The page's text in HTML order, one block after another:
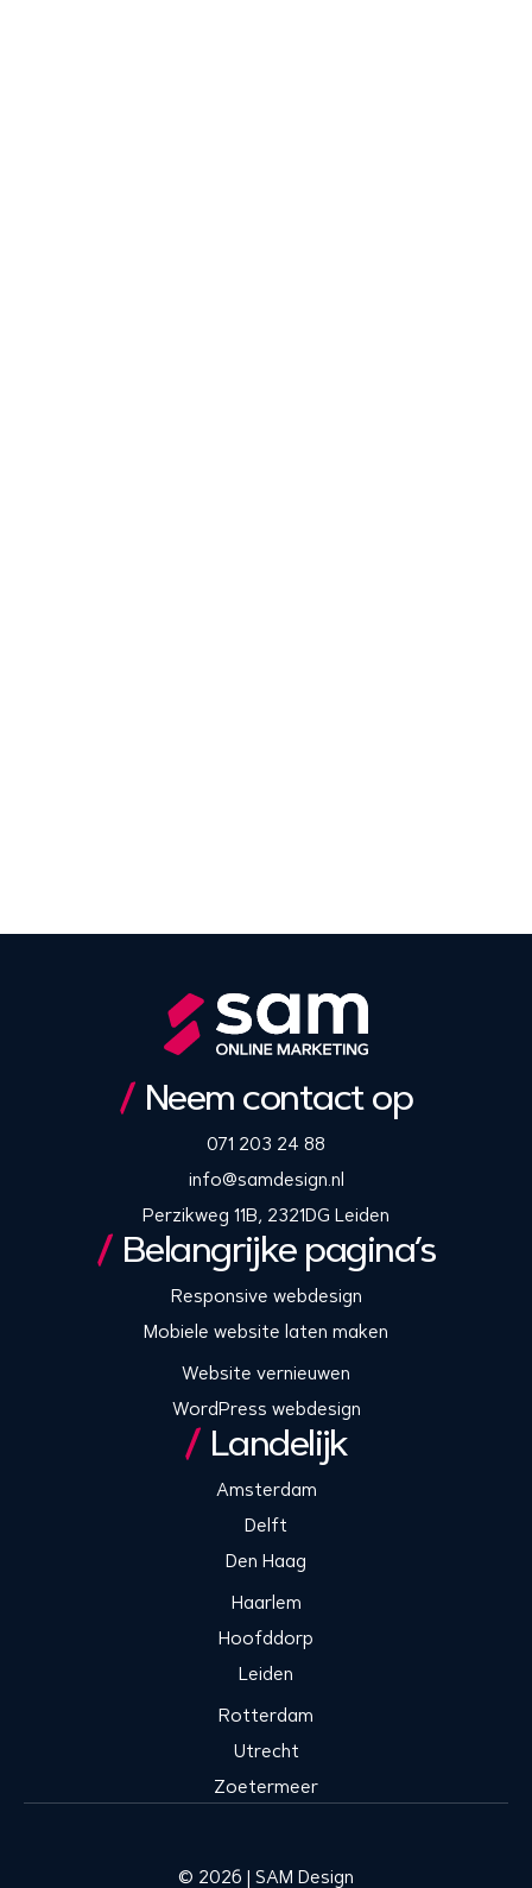
Neem contact op
071 203 24 88
info@samdesign.nl
Perzikweg 11B, 2321DG Leiden
Belangrijke pagina’s
Responsive webdesign
Mobiele website laten maken
Website vernieuwen
WordPress webdesign
Landelijk
Amsterdam
Delft
Den Haag
Haarlem
Hoofddorp
Leiden
Rotterdam
Utrecht
Zoetermeer
© 2026 | SAM Design